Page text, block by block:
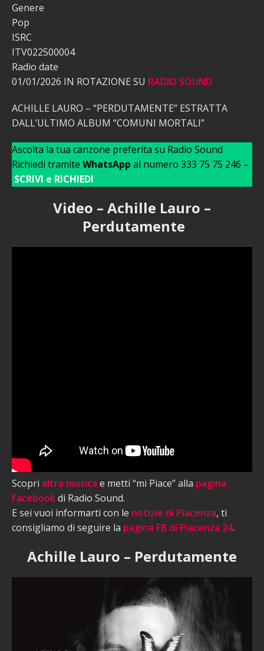
Genere
Pop
ISRC
ITV022500004
Radio date
01/01/2026 IN ROTAZIONE SU RADIO SOUND
ACHILLE LAURO – “PERDUTAMENTE” ESTRATTA
DALL’ULTIMO ALBUM “COMUNI MORTALI”
Ascolta la tua canzone preferita su Radio Sound
Richiedi tramite WhatsApp al numero 333 75 75 246 –
SCRIVI e RICHIEDI
Video – Achille Lauro –
Perdutamente
Scopri altra musica e metti “mi Piace” alla pagina
Facebookdi Radio Sound.
E sei vuoi informarti con le notizie di Piacenza, ti
consigliamo di seguire la pagina FB di Piacenza 24.
Achille Lauro – Perdutamente